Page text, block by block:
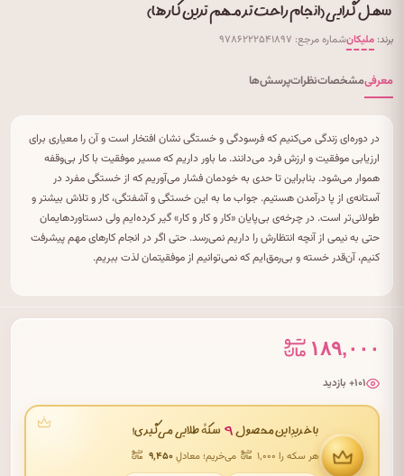
سهل گرایی (انجام راحت تر مهم ترین کارها)
برند: ملیکانشماره مرجع: ۹۷۸۶۲۲۲۵۴۱۸۹۷
معرفیمشخصاتنظراتپرسش‌ها
در دوره‌ای زندگی می‌کنیم که فرسودگی و خستگی نشان افتخار است و آن را معیاری برای
ارزیابی موفقیت و ارزش فرد می‌دانند. ما باور داریم که مسیر موفقیت با کار بی‌وقفه
هموار می‌شود. بنابراین تا حدی به خودمان فشار می‌آوریم که از خستگی مفرد در
آستانه‌ی از پا درآمدن هستیم. جواب ما به این خستگی و آشفتگی، کار و تلاش بیشتر و
طولانی‌تر است. در چرخه‌ی بی‌پایان «کار و کار و کار» گیر کرده‌ایم ولی دستاوردهایمان
حتی به نیمی از آنچه انتظارش را داریم نمی‌رسد. حتی اگر در انجام کارهای مهم پیشرفت
کنیم، آن‌قدر خسته و بی‌رمق‌ایم که نمی‌توانیم از موفقیتمان لذت ببریم.
۱۸۹,۰۰۰
۱۰۱+ بازدید
با خریدِ این محصول ۹ سکهٔ طلایی می‌گیری!
هر سکه را ۱٬۰۰۰ می‌خریم؛ معادلِ۹٬۴۵۰